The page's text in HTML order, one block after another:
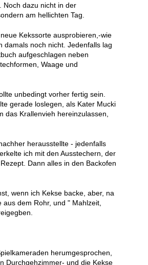
Noch dazu nicht in der
am hellichten Tag.
Kekssorte ausprobieren,-wie
damals noch nicht. Jedenfalls lag
aufgeschlagen neben
Waage und
unbedingt vorher fertig sein.
gerade loslegen, als Kater Mucki
das Krallenvieh hereinzulassen,
herausstellte - jedenfalls
ich mit den Ausstechern, der
Dann alles in den Backofen
wenn ich Kekse backe, aber, na
dem Rohr, und " Mahlzeit,
herumgesprochen,
Durchgehzimmer- und die Kekse